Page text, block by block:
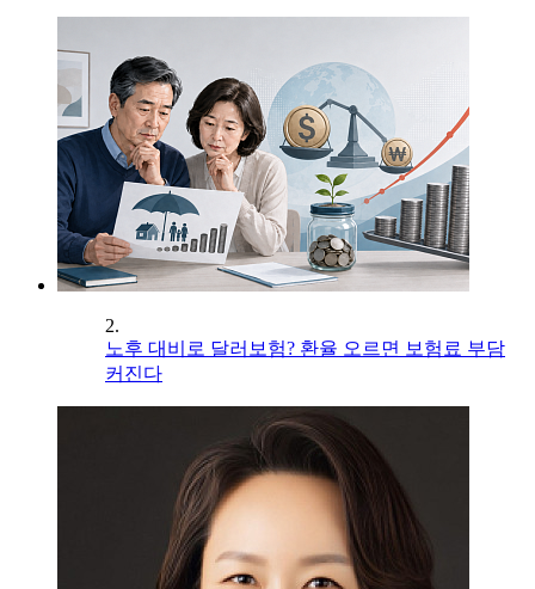
2.
노후 대비로 달러보험? 환율 오르면 보험료 부담
커진다